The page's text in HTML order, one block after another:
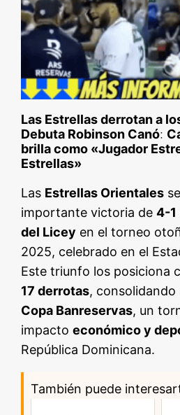
Las Estrellas derrotan a
Debuta Robinson Canó:
brilla como «Jugador
Estrellas»
Las Estrellas Orientales
importante victoria de4-1
del Licey en el torneo
2025, celebrado en el
Este triunfo los posiciona
17 derrotas, consolidando
Copa Banreservas, un
impactoeconómico y
República Dominicana.
También puede